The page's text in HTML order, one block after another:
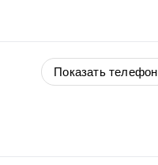
Показать телефон